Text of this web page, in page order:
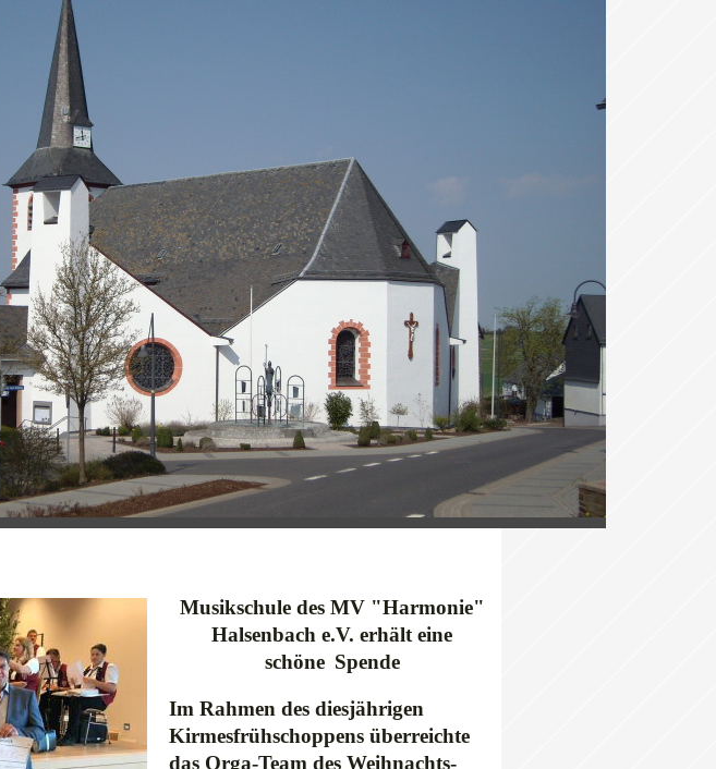
Musikschule des MV "Harmonie"
Halsenbach e.V. erhält eine
schöne Spende
Im Rahmen des diesjährigen
Kirmesfrühschoppens überreichte
das Orga-Team des Weihnachts-